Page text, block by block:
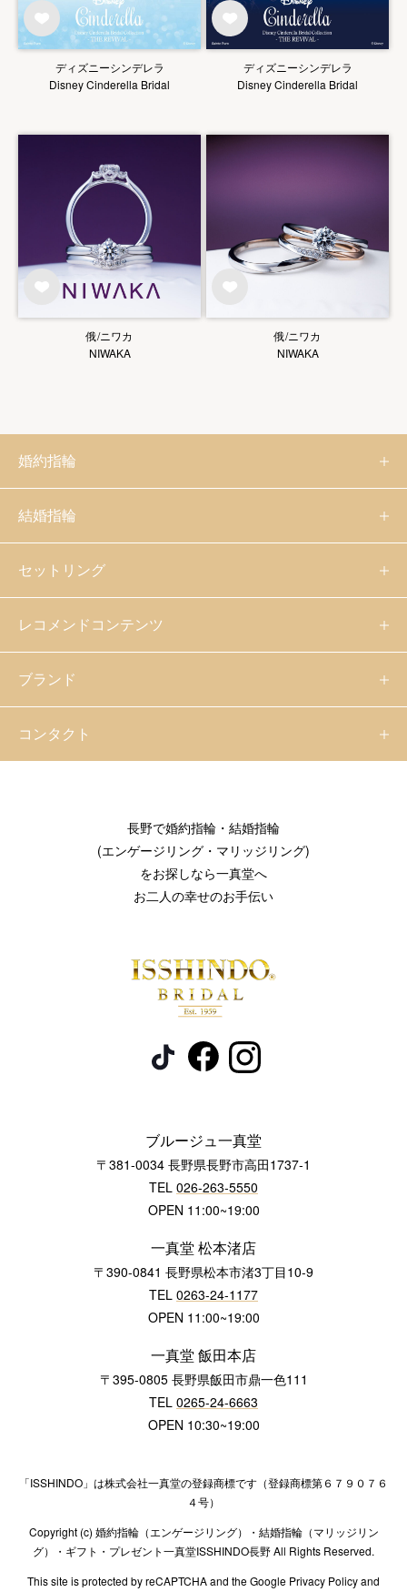
ディズニーシンデレラ
Disney Cinderella Bridal
ディズニーシンデレラ
Disney Cinderella Bridal
俄/ニワカ
NIWAKA
俄/ニワカ
NIWAKA
婚約指輪
結婚指輪
セットリング
レコメンドコンテンツ
ブランド
コンタクト
長野で婚約指輪・結婚指輪
(エンゲージリング・マリッジリング)
をお探しなら一真堂へ
お二人の幸せのお手伝い
ブルージュ一真堂
〒381-0034 長野県長野市高田1737-1
TEL 026-263-5550
OPEN 11:00~19:00
一真堂 松本渚店
〒390-0841 長野県松本市渚3丁目10-9
TEL 0263-24-1177
OPEN 11:00~19:00
一真堂 飯田本店
〒395-0805 長野県飯田市鼎一色111
TEL 0265-24-6663
OPEN 10:30~19:00
「ISSHINDO」は株式会社一真堂の登録商標です（登録商標第６７９０７６
４号）
Copyright (c) 婚約指輪（エンゲージリング）・結婚指輪（マリッジリン
グ）・ギフト・プレゼント一真堂ISSHINDO長野 All Rights Reserved.
This site is protected by reCAPTCHA and the Google Privacy Policy and